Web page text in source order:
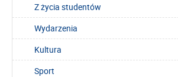
Z życia studentów
Wydarzenia
Kultura
Sport